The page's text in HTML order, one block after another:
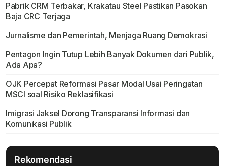
Pabrik CRM Terbakar, Krakatau Steel Pastikan Pasokan
Baja CRC Terjaga
Jurnalisme dan Pemerintah, Menjaga Ruang Demokrasi
Pentagon Ingin Tutup Lebih Banyak Dokumen dari Publik,
Ada Apa?
OJK Percepat Reformasi Pasar Modal Usai Peringatan
MSCI soal Risiko Reklasifikasi
Imigrasi Jaksel Dorong Transparansi Informasi dan
Komunikasi Publik
Rekomendasi